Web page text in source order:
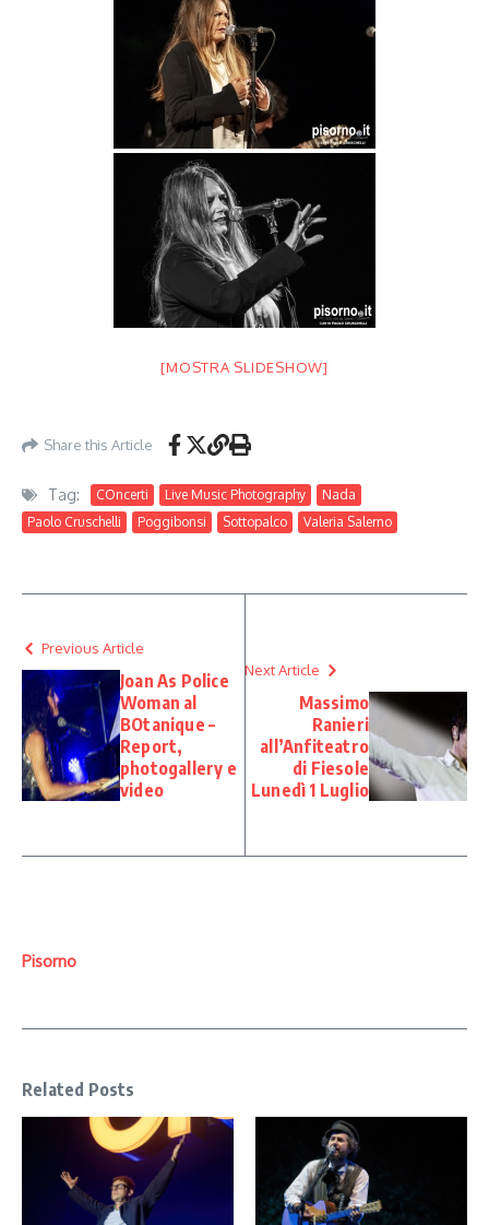
[MOSTRA SLIDESHOW]
Share this Article
Tag: COncerti Live Music Photography
Nada
Paolo Cruschelli
Poggibonsi Sottopalco Valeria Salerno
Previous Article
Joan As Police
Woman al
BOtanique –
Report,
photogallery e
video
Next Article
Massimo
Ranieri
all’Anfiteatro
di Fiesole
Lunedì 1 Luglio
Pisorno
Related Posts